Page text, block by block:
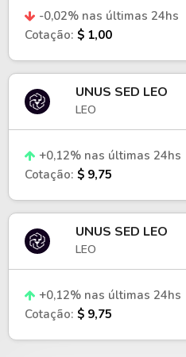
-0,02% nas últimas 24hs
Cotação: $ 1,00
UNUS SED LEO
LEO
+0,12% nas últimas 24hs
Cotação: $ 9,75
UNUS SED LEO
LEO
+0,12% nas últimas 24hs
Cotação: $ 9,75